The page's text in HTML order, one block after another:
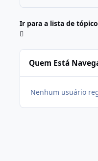
Ir para a lista de
Quem Está
Nenhum usuário